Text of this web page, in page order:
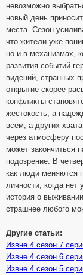
невозможно
новый день
места. Сезон
что жители уже
но и в механизмах,
развития событий
видений, странных
открытие скорее
конфликты
жестокость, а
всем, а других
через атмосферу
может закончиться
подозрение. В
как люди меняются
личности, когда
история о
страшнее любого
Другие статьи:
Извне 4 сезон 7
Извне 4 сезон 6
Извне 4 сезон 5